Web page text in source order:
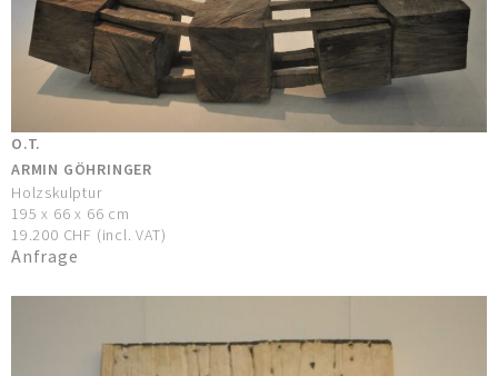
O.T.
ARMIN GÖHRINGER
Holzskulptur
195 x 66 x 66 cm
19.200 CHF (incl. VAT)
Anfrage